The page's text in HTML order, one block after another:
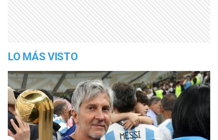
LO MÁS VISTO